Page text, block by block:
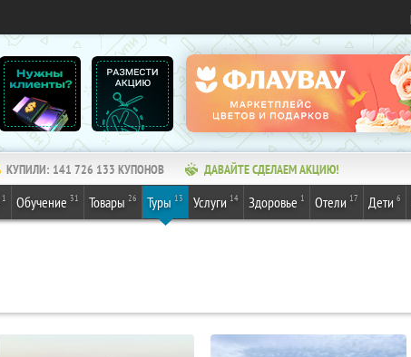
КУПИЛИ: 141 726 133 КУПОНОВ ДАВАЙТЕ СДЕЛАЕМ АКЦИЮ!
1 Обучение 31 Товары 26 Туры 13 Услуги 14 Здоровье 1 Отели 17 Дети 6